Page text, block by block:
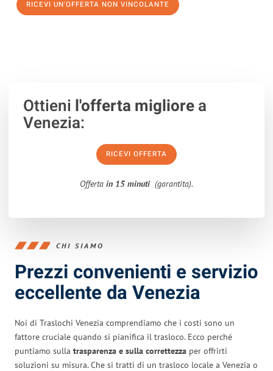
RICEVI UN'OFFERTA NON VINCOLANTE
Ottieni l'offerta migliorea
Venezia:
RICEVI OFFERTA
Offerta in 15 minuti (garantita).
CHI SIAMO
Prezzi convenienti e servizio
eccellente da Venezia
Noi di Traslochi Venezia comprendiamo che i costi sono un
fattore cruciale quando si pianifica il trasloco. Ecco perché
puntiamo sulla trasparenza e sulla correttezza per offrirti
soluzioni su misura. Che si tratti di un trasloco locale a Venezia o